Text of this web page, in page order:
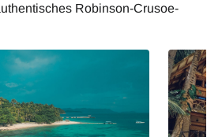
Robinson-Crusoe-